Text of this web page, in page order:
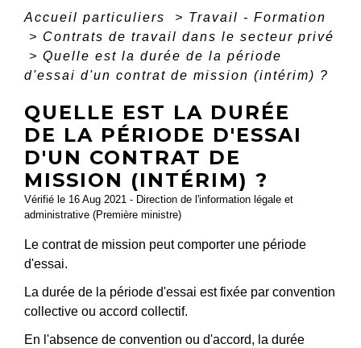
Accueil particuliers > Travail - Formation
> Contrats de travail dans le secteur privé
> Quelle est la durée de la période
d'essai d'un contrat de mission (intérim) ?
QUELLE EST LA DURÉE
DE LA PÉRIODE D'ESSAI
D'UN CONTRAT DE
MISSION (INTÉRIM) ?
Vérifié le 16 Aug 2021 - Direction de l'information légale et
administrative (Première ministre)
Le contrat de mission peut comporter une période
d'essai.
La durée de la période d'essai est fixée par convention
collective ou accord collectif.
En l'absence de convention ou d'accord, la durée